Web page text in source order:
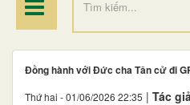
Đồng hành với Đức cha Tân cử đi
Thứ hai - 01/06/2026 22:35 | Tác